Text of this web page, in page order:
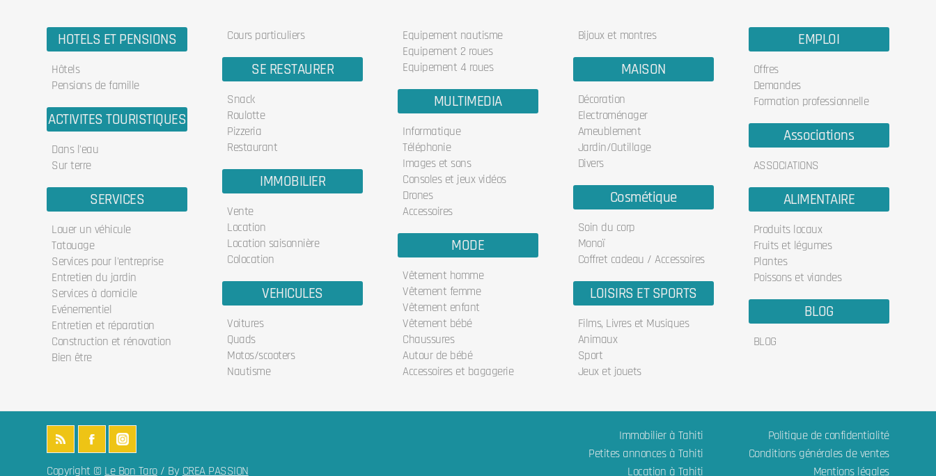
HOTELS ET PENSIONS
Hôtels
Pensions de famille
ACTIVITES TOURISTIQUES
Dans l'eau
Sur terre
SERVICES
Louer un véhicule
Tatouage
Services pour l'entreprise
Entretien du jardin
Services à domicile
Evénementiel
Entretien et réparation
Construction et rénovation
Bien être
Cours particuliers
SE RESTAURER
Snack
Roulotte
Pizzeria
Restaurant
IMMOBILIER
Vente
Location
Location saisonnière
Colocation
VEHICULES
Voitures
Quads
Motos/scooters
Nautisme
Equipement nautisme
Equipement 2 roues
Equipement 4 roues
MULTIMEDIA
Informatique
Téléphonie
Images et sons
Consoles et jeux vidéos
Drones
Accessoires
MODE
Vêtement homme
Vêtement femme
Vêtement enfant
Vêtement bébé
Chaussures
Autour de bébé
Accessoires et bagagerie
Bijoux et montres
MAISON
Décoration
Electroménager
Ameublement
Jardin/Outillage
Divers
Cosmétique
Soin du corp
Monoï
Coffret cadeau / Accessoires
LOISIRS ET SPORTS
Films, Livres et Musiques
Animaux
Sport
Jeux et jouets
EMPLOI
Offres
Demandes
Formation professionnelle
Associations
ASSOCIATIONS
ALIMENTAIRE
Produits locaux
Fruits et légumes
Plantes
Poissons et viandes
BLOG
BLOG
Copyright © Le Bon Taro/ By CREA PASSION
Immobilier à Tahiti
Petites annonces à Tahiti
Location à Tahiti
Politique de confidentialité
Conditions générales de ventes
Mentions légales